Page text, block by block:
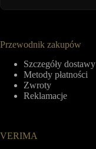
Przewodnik zakupów
Szczegóły dostawy
Metody płatności
Zwroty
Reklamacje
VERIMA